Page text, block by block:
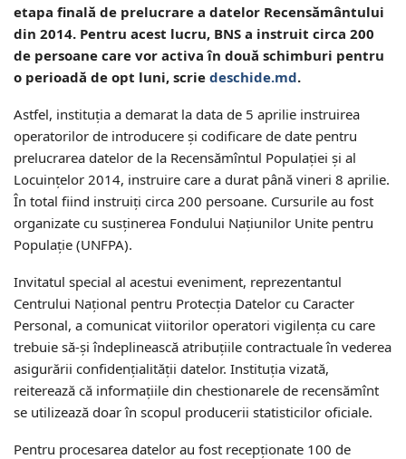
etapa finală de prelucrare a datelor Recensământului
din 2014. Pentru acest lucru, BNS a instruit circa 200
de persoane care vor activa în două schimburi pentru
o perioadă de opt luni, scrie deschide.md.
Astfel, instituția a demarat la data de 5 aprilie instruirea
operatorilor de introducere şi codificare de date pentru
prelucrarea datelor de la Recensămîntul Populaţiei şi al
Locuinţelor 2014, instruire care a durat până vineri 8 aprilie.
În total fiind instruiţi circa 200 persoane. Cursurile au fost
organizate cu susţinerea Fondului Naţiunilor Unite pentru
Populaţie (UNFPA).
Invitatul special al acestui eveniment, reprezentantul
Centrului Naţional pentru Protecţia Datelor cu Caracter
Personal, a comunicat viitorilor operatori vigilenţa cu care
trebuie să-şi îndeplinească atribuţiile contractuale în vederea
asigurării confidenţialităţii datelor. Instituția vizată,
reiterează că informaţiile din chestionarele de recensămînt
se utilizează doar în scopul producerii statisticilor oficiale.
Pentru procesarea datelor au fost recepţionate 100 de